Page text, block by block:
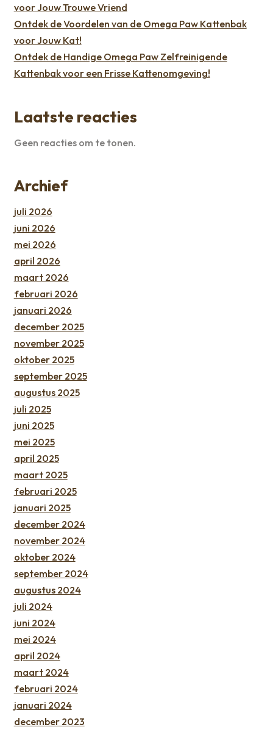
voor Jouw Trouwe Vriend
Ontdek de Voordelen van de Omega Paw Kattenbak
voor Jouw Kat!
Ontdek de Handige Omega Paw Zelfreinigende
Kattenbak voor een Frisse Kattenomgeving!
Laatste reacties
Geen reacties om te tonen.
Archief
juli 2026
juni 2026
mei 2026
april 2026
maart 2026
februari 2026
januari 2026
december 2025
november 2025
oktober 2025
september 2025
augustus 2025
juli 2025
juni 2025
mei 2025
april 2025
maart 2025
februari 2025
januari 2025
december 2024
november 2024
oktober 2024
september 2024
augustus 2024
juli 2024
juni 2024
mei 2024
april 2024
maart 2024
februari 2024
januari 2024
december 2023